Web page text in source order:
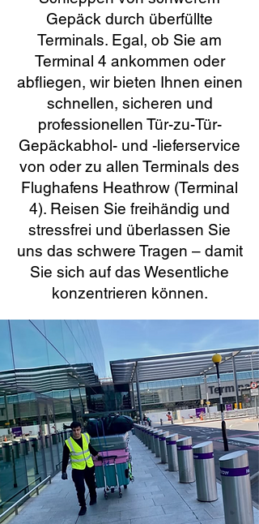
Gepäck durch überfüllte
Terminals. Egal, ob Sie am
Terminal 4 ankommen oder
abfliegen, wir bieten Ihnen einen
schnellen, sicheren und
professionellen Tür-zu-Tür-
Gepäckabhol- und -lieferservice
von oder zu allen Terminals des
Flughafens Heathrow (Terminal
4). Reisen Sie freihändig und
stressfrei und überlassen Sie
uns das schwere Tragen – damit
Sie sich auf das Wesentliche
konzentrieren können.